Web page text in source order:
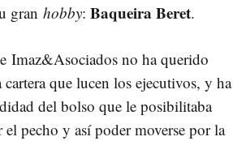
gran hobby: Baqueira Beret.
Imaz&Asociados no ha querido
que lucen los ejecutivos, y ha
del bolso que le posibilitaba
el pecho y así poder moverse por la